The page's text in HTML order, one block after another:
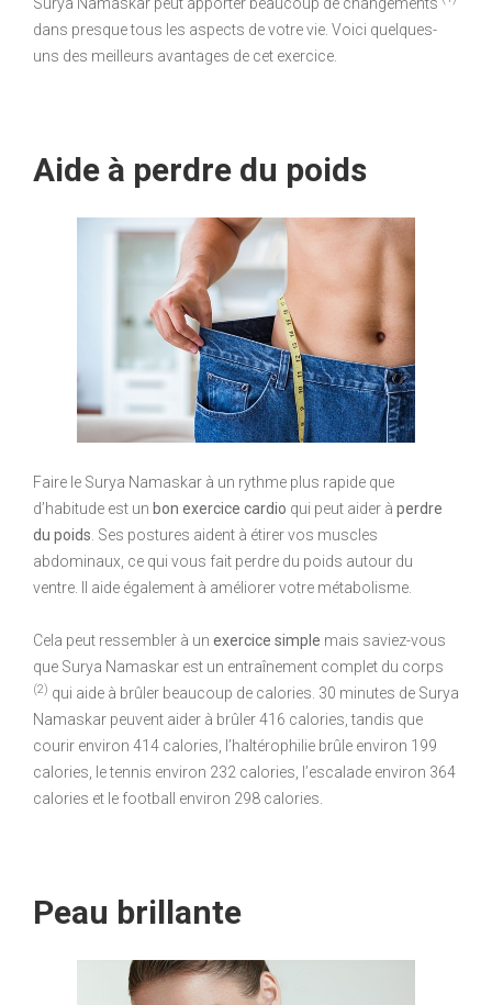
dans presque tous les aspects de votre vie. Voici quelques-
uns des meilleurs avantages de cet exercice.
Aide à perdre du poids
Faire le Surya Namaskar à un rythme plus rapide que
d’habitude est un bon exercice cardio qui peut aider à perdre
du poids . Ses postures aident à étirer vos muscles
abdominaux, ce qui vous fait perdre du poids autour du
ventre. Il aide également à améliorer votre métabolisme.
Cela peut ressembler à un exercice simple mais saviez-vous
que Surya Namaskar est un entraînement complet du corps
(2) qui aide à brûler beaucoup de calories. 30 minutes de Surya
Namaskar peuvent aider à brûler 416 calories, tandis que
courir environ 414 calories, l’haltérophilie brûle environ 199
calories, le tennis environ 232 calories, l’escalade environ 364
calories et le football environ 298 calories.
Peau brillante